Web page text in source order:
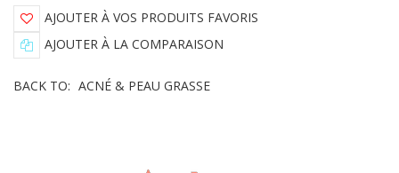
AJOUTER À VOS PRODUITS FAVORIS
AJOUTER À LA COMPARAISON
BACK TO: ACNÉ & PEAU GRASSE